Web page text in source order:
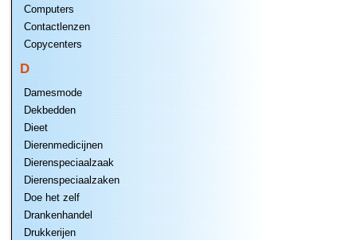
Computers
Contactlenzen
Copycenters
D
Damesmode
Dekbedden
Dieet
Dierenmedicijnen
Dierenspeciaalzaak
Dierenspeciaalzaken
Doe het zelf
Drankenhandel
Drukkerijen